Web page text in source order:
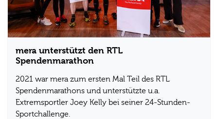
mera unterstützt den RTL
Spendenmarathon
2021 war mera zum ersten Mal Teil des RTL
Spendenmarathons und unterstützte u.a.
Extremsportler Joey Kelly bei seiner 24-Stunden-
Sportchallenge.